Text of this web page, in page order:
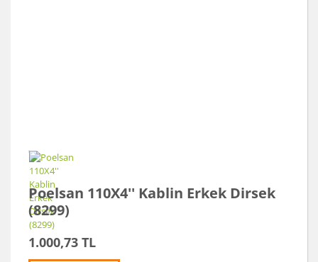
Poelsan 110X4'' Kablin Erkek Dirsek
(8299)
1.000,73 TL